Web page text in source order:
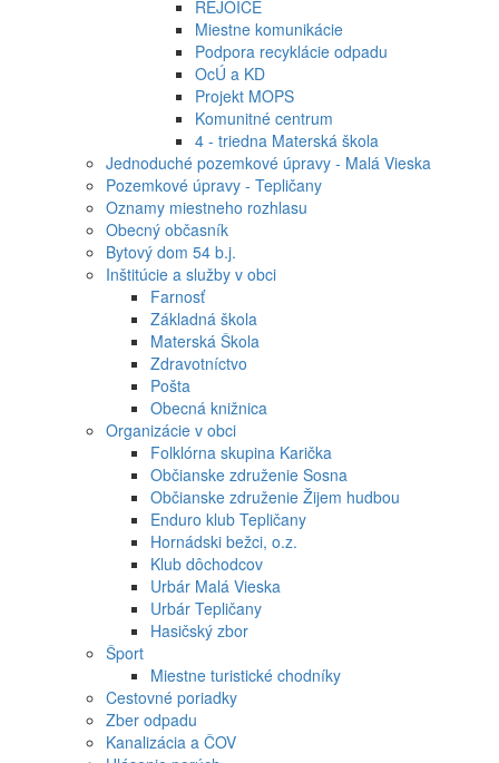
REJOICE
Miestne komunikácie
Podpora recyklácie odpadu
OcÚ a KD
Projekt MOPS
Komunitné centrum
4 - triedna Materská škola
Jednoduché pozemkové úpravy - Malá Vieska
Pozemkové úpravy - Tepličany
Oznamy miestneho rozhlasu
Obecný občasník
Bytový dom 54 b.j.
Inštitúcie a služby v obci
Farnosť
Základná škola
Materská Škola
Zdravotníctvo
Pošta
Obecná knižnica
Organizácie v obci
Folklórna skupina Karička
Občianske združenie Sosna
Občianske združenie Žijem hudbou
Enduro klub Tepličany
Hornádski bežci, o.z.
Klub dôchodcov
Urbár Malá Vieska
Urbár Tepličany
Hasičský zbor
Šport
Miestne turistické chodníky
Cestovné poriadky
Zber odpadu
Kanalizácia a ČOV